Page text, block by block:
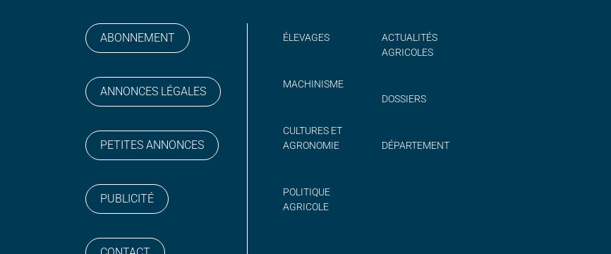
ABONNEMENT
ANNONCES LÉGALES
PETITES ANNONCES
PUBLICITÉ
ÉLEVAGES
MACHINISME
CULTURES ET
AGRONOMIE
POLITIQUE
AGRICOLE
ACTUALITÉS
AGRICOLES
DOSSIERS
DÉPARTEMENT